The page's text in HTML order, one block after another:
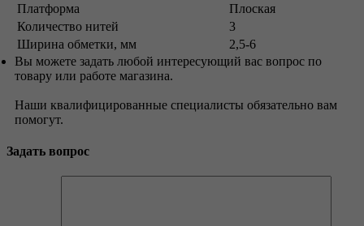
Платформа
Плоская
Количество нитей
3
Ширина обметки, мм
2,5-6
Вы можете задать любой интересующий вас вопрос по
товару или работе магазина.
Наши квалифицированные специалисты обязательно вам
помогут.
Задать вопрос